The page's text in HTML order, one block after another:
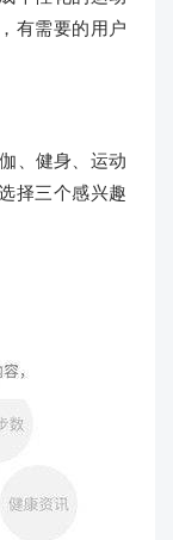
有需要的用户
、健身、运动
择三个感兴趣